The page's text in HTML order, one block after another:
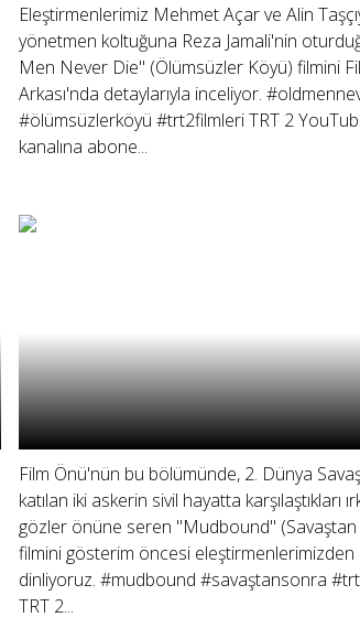
Eleştirmenlerimiz Mehmet Açar ve Alin
yönetmen koltuğuna Reza Jamali'nin
Men Never Die" (Ölümsüzler Köyü) filmini
Arkası'nda detaylarıyla inceliyor.
#ölümsüzlerköyü #trt2filmleri TRT 2
kanalına abone...
Film Önü'nün bu bölümünde, 2. Dünya
katılan iki askerin sivil hayatta karşılaştıkları
gözler önüne seren "Mudbound"
filmini gösterim öncesi eleştirmenlerimizden
dinliyoruz. #mudbound #savaştansonra
TRT 2...